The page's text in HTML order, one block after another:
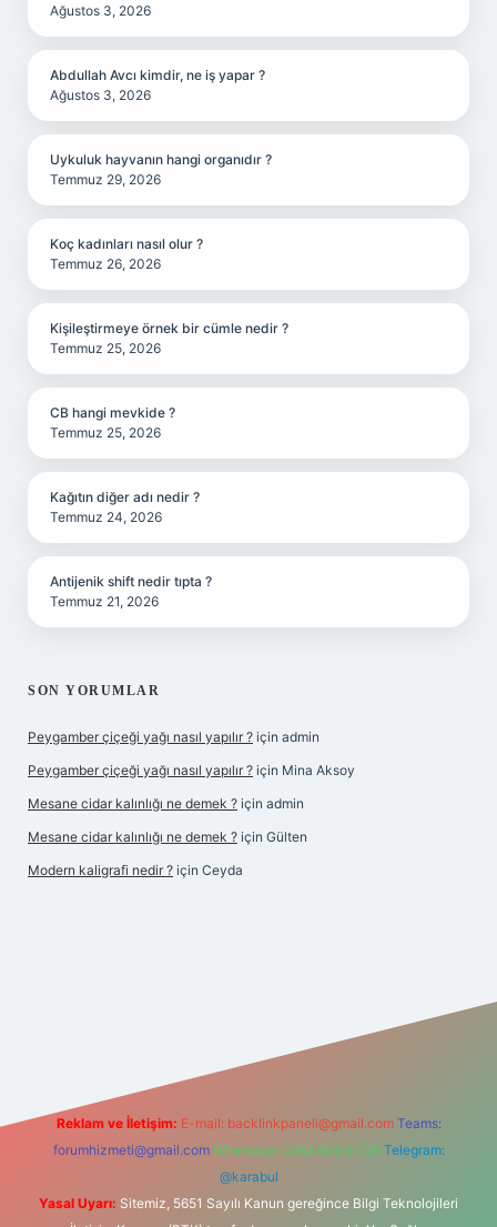
Ağustos 3, 2026
Abdullah Avcı kimdir, ne iş yapar ?
Ağustos 3, 2026
Uykuluk hayvanın hangi organıdır ?
Temmuz 29, 2026
Koç kadınları nasıl olur ?
Temmuz 26, 2026
Kişileştirmeye örnek bir cümle nedir ?
Temmuz 25, 2026
CB hangi mevkide ?
Temmuz 25, 2026
Kağıtın diğer adı nedir ?
Temmuz 24, 2026
Antijenik shift nedir tıpta ?
Temmuz 21, 2026
SON YORUMLAR
Peygamber çiçeği yağı nasıl yapılır ? için admin
Peygamber çiçeği yağı nasıl yapılır ? için Mina Aksoy
Mesane cidar kalınlığı ne demek ? için admin
Mesane cidar kalınlığı ne demek ? için Gülten
Modern kaligrafi nedir ? için Ceyda
Reklam ve İletişim: E-mail: backlinkpaneli@gmail.com Teams:
forumhizmeti@gmail.com Whatsapp: 0262 606 0 726 Telegram:
@karabul
Yasal Uyarı: Sitemiz, 5651 Sayılı Kanun gereğince Bilgi Teknolojileri